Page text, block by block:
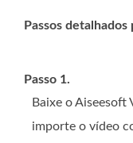
Passos
Passo 1.
Baixe o Aiseesoft
importe o vídeo